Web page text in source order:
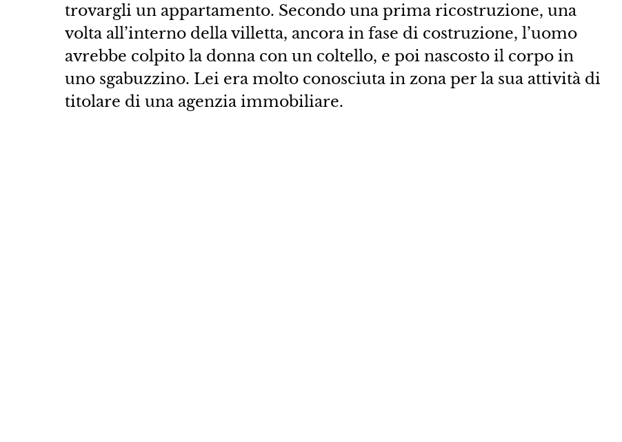
trovargli un appartamento. Secondo una prima ricostruzione, una
volta all’interno della villetta, ancora in fase di costruzione, l’uomo
avrebbe colpito la donna con un coltello, e poi nascosto il corpo in
uno sgabuzzino. Lei era molto conosciuta in zona per la sua attività di
titolare di una agenzia immobiliare.